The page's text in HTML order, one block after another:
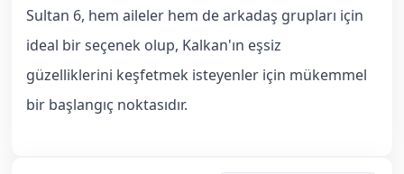
Sultan 6, hem aileler hem de arkadaş grupları için
ideal bir seçenek olup, Kalkan'ın eşsiz
güzelliklerini keşfetmek isteyenler için mükemmel
bir başlangıç noktasıdır.